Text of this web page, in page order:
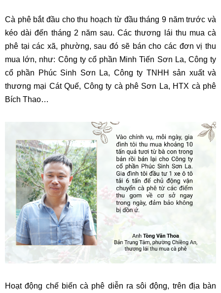
Cà phê bắt đầu cho thu hoạch từ đầu tháng 9 năm trước và
kéo dài đến tháng 2 năm sau. Các thương lái thu mua cà
phê tại các xã, phường, sau đó sẽ bán cho các đơn vị thu
mua lớn, như: Công ty cổ phần Minh Tiến Sơn La, Công ty
cổ phần Phúc Sinh Sơn La, Công ty TNHH sản xuất và
thương mại Cát Quế, Công ty cà phê Sơn La, HTX cà phê
Bích Thao…
Hoạt động chế biến cà phê diễn ra sôi động, trên địa bàn